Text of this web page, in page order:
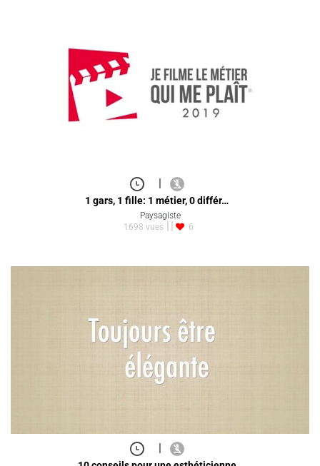
|
1 gars, 1 fille: 1 métier, 0 différ…
Paysagiste
1698 vues
6